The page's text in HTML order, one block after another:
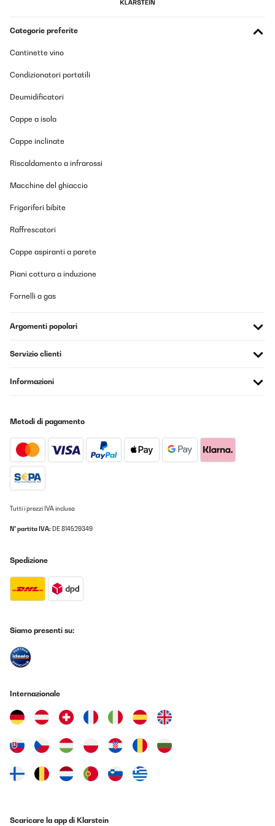
RÉPONDRE
Cher client,
Nous comprenons votre point de vue et il est vrai qu'à première
vue, il s'agit d'un système basique. Le fait qu'il soit entièrement
plus longue, une résistance à l'usure et une facilité de nettoyage.
Merci pour votre commentaire, nous l'avons transmis à l'équipe
Votre équipe Klarstein
sich selbst nach Zeit aus. Bis 90 Grad Also für ne faule Socke wie
Amazon-Benutzer
VALUTAZIONE VERIFICATA
Punktzahl.warum... einfach zu reinigen. Edelstahl nirgends
faule Socke wie ich , top
Amazon-Benutzer
Tradurre
rapide qu'avec un modèle d'une autre marque que j'avais avant.Le
simple aidé d'un sèche cheveux pour chauffer le film.Dommage
que les degrés ne soient pas réglables 1 par 1 mais de 5 en 5,
mais ça n'enlève rien à la qualité de ce déshydrateur.Je
Utilisateur d'Amazon
Tradurre
Utilisé pour fruits et récolte de champignons, le séchage est plus
rapide qu’avec un modèle d’une autre marque que j’avais avant.
plus simple aidé d’un sèche cheveux pour chauffer le film.
Dommage que les degrés ne soient pas réglables 1 par 1 mais de
recommande.
Categorie preferite
Cantinette vino
Condizionatori portatili
Deumidificatori
Cappe a isola
Cappe inclinate
Riscaldamento a infrarossi
Macchine del ghiaccio
Frigoriferi bibite
Raffrescatori
Cappe aspiranti a parete
Piani cottura a induzione
Fornelli a gas
Argomenti popolari
Servizio clienti
Informazioni
Metodi di pagamento
Tutti i prezzi IVA inclusa
N° partita IVA: DE 814529349
Spedizione
Siamo presenti su:
Internazionale
Scaricare la app di Klarstein